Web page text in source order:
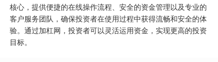
核心，提供便捷的在线操作流程、安全的资金管理以及专业的
客户服务团队，确保投资者在使用过程中获得流畅和安全的体
验。通过加杠网，投资者可以灵活运用资金，实现更高的投资
目标。